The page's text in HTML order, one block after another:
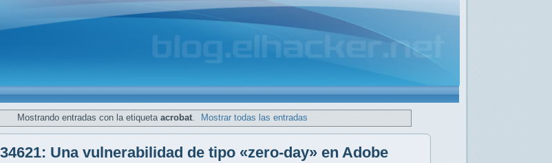
Mostrando entradas con la etiqueta acrobat. Mostrar todas las entradas
Una vulnerabilidad de tipo «zero-day» en Adobe